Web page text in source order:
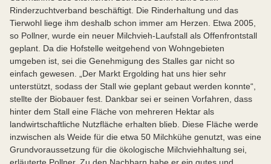
Rinderzuchtverband beschäftigt. Die Rinderhaltung und das
Tierwohl liege ihm deshalb schon immer am Herzen. Etwa 2005,
so Pollner, wurde ein neuer Milchvieh-Laufstall als Offenfrontstall
geplant. Da die Hofstelle weitgehend von Wohngebieten
umgeben ist, sei die Genehmigung des Stalles gar nicht so
einfach gewesen. „Der Markt Ergolding hat uns hier sehr
unterstützt, sodass der Stall wie geplant gebaut werden konnte“,
stellte der Biobauer fest. Dankbar sei er seinen Vorfahren, dass
hinter dem Stall eine Fläche von mehreren Hektar als
landwirtschaftliche Nutzfläche erhalten blieb. Diese Fläche werde
inzwischen als Weide für die etwa 50 Milchkühe genutzt, was eine
Grundvoraussetzung für die ökologische Milchviehhaltung sei,